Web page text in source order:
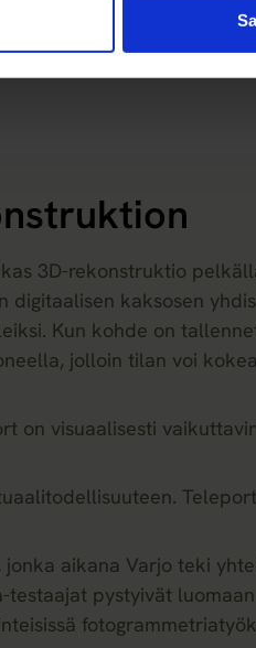
3D-rekonstruktio
digitaalisen kaksosen
Kun kohde on
jolloin tilan voi
on visuaalisesti
aikana Varjo teki
pystyivät